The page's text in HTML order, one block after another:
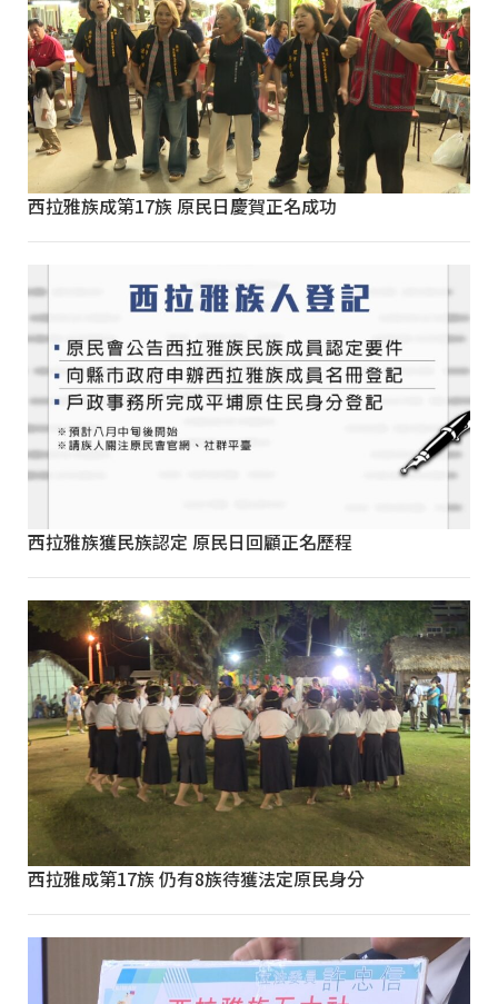
西拉雅族成第17族 原民日慶賀正名成功
西拉雅族獲民族認定 原民日回顧正名歷程
西拉雅成第17族 仍有8族待獲法定原民身分